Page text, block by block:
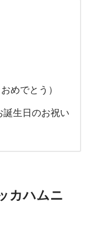
めでとう）
誕生日のお祝い
カハムニ